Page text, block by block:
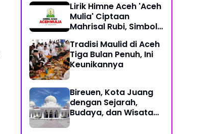
Lirik Himne Aceh 'Aceh
Mulia' Ciptaan
Mahrisal Rubi, Simbol
dan Perjuangan
Tradisi Maulid di Aceh
Tiga Bulan Penuh, Ini
Keunikannya
Bireuen, Kota Juang
dengan Sejarah,
Budaya, dan Wisata